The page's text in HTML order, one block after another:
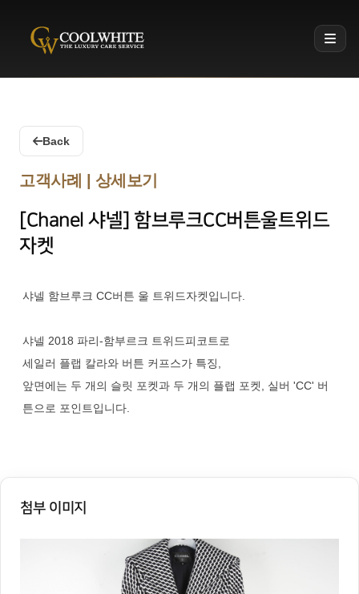
Coolwhite
Back
고객사례 | 상세보기
[Chanel 샤넬] 함브루크CC버튼울트위드
자켓
샤넬 함브루크 CC버튼 울 트위드자켓입니다.
샤넬 2018 파리-함부르크 트위드피코트로
세일러 플랩 칼라와 버튼 커프스가 특징,
앞면에는 두 개의 슬릿 포켓과 두 개의 플랩 포켓, 실버 'CC' 버
튼으로 포인트입니다.
첨부 이미지